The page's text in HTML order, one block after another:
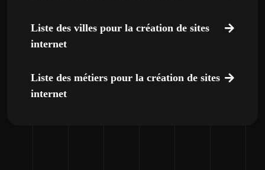
Liste des villes pour la création de sites
internet
Liste des métiers pour la création de sites
internet